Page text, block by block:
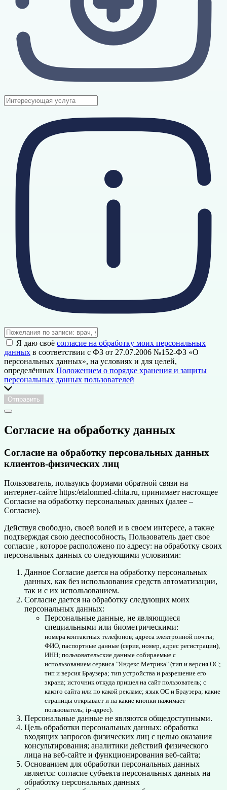
Я даю своё согласие на обработку моих персональных
данных в соответствии с ФЗ от 27.07.2006 №152-ФЗ «О
персональных данных», на условиях и для целей,
определённых Положением о порядке хранения и защиты
персональных данных пользователей
Отправить
Согласие на обработку данных
Согласие на обработку персональных данных
клиентов-физических лиц
Пользователь, пользуясь формами обратной связи на
интернет-сайте https:/etalonmed-chita.ru, принимает настоящее
Согласие на обработку персональных данных (далее –
Согласие).
Действуя свободно, своей волей и в своем интересе, а также
подтверждая свою дееспособность, Пользователь дает свое
согласие , которое расположено по адресу: на обработку своих
персональных данных со следующими условиями:
Данное Согласие дается на обработку персональных
данных, как без использования средств автоматизации,
так и с их использованием.
Согласие дается на обработку следующих моих
персональных данных:
Персональные данные, не являющиеся
специальными или биометрическими:
номера контактных телефонов; адреса электронной почты;
ФИО, паспортные данные (серия, номер, адрес регистрации),
ИНН; пользовательские данные собираемые с
использованием сервиса "Яндекс.Метрика" (тип и версия ОС;
тип и версия Браузера; тип устройства и разрешение его
экрана; источник откуда пришел на сайт пользователь; с
какого сайта или по какой рекламе; язык ОС и Браузера; какие
страницы открывает и на какие кнопки нажимает
пользователь; ip-адрес).
Персональные данные не являются общедоступными.
Цель обработки персональных данных: обработка
входящих запросов физических лиц с целью оказания
консультирования; аналитики действий физического
лица на веб-сайте и функционирования веб-сайта;
Основанием для обработки персональных данных
является: согласие субъекта персональных данных на
обработку персональных данных